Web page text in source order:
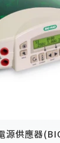
源供應器